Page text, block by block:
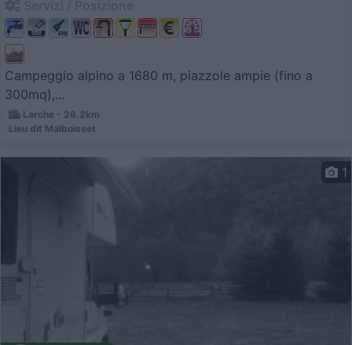
Campeggio alpino a 1680 m, piazzole ampie (fino a
300mq),...
Larche - 26.2km
Lieu dit Malboisset
1